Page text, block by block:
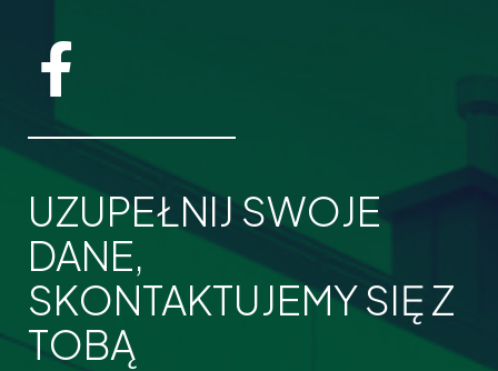
UZUPEŁNIJ SWOJE
DANE,
SKONTAKTUJEMY SIĘ Z
TOBĄ